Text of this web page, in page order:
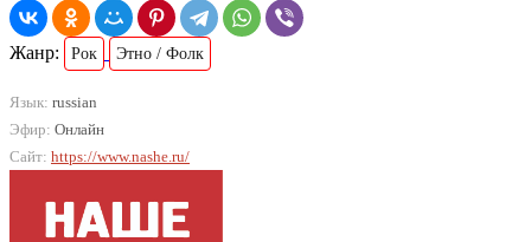
Жанр: Рок Этно / Фолк
Язык: russian
Эфир: Онлайн
Сайт: https://www.nashe.ru/